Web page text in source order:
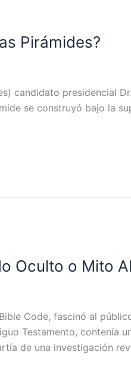
Pirámides?
candidato presidencial
se construyó bajo la
Oculto o Mito
Code, fascinó al
Testamento, contenía
de una investigación